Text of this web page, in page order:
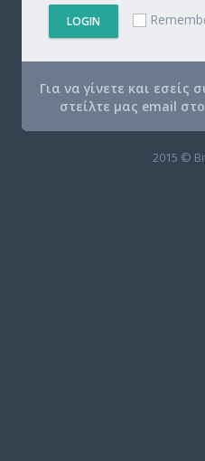
LOGIN
Για να γίνετε και εσείς
στείλτε μας email στο
2015 ©